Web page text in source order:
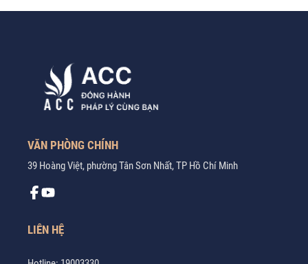
VĂN PHÒNG CHÍNH
39 Hoàng Việt, phường Tân Sơn Nhất, TP Hồ Chí Minh
LIÊN HỆ